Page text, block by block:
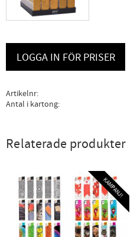
LOGGA IN FÖR PRISER
Artikelnr
Antal i kartong
Relaterade produkter
KAMPANJ!